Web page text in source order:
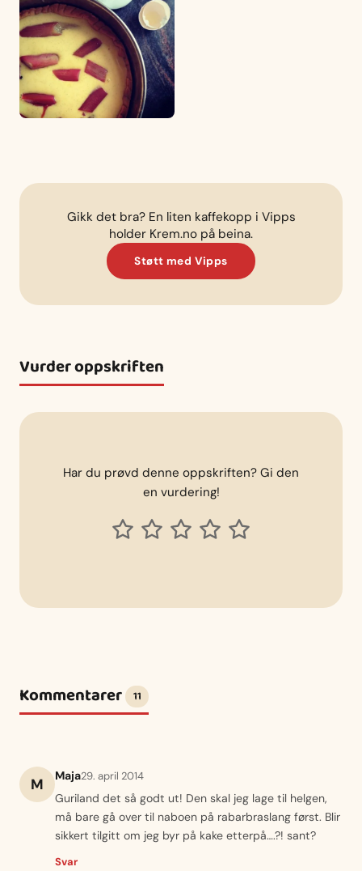
Gikk det bra? En liten kaffekopp i Vipps
holder Krem.no på beina.
Støtt med Vipps
Vurder oppskriften
Har du prøvd denne oppskriften? Gi den
en vurdering!
Kommentarer 11
M Maja29. april 2014
Guriland det så godt ut! Den skal jeg lage til helgen,
må bare gå over til naboen på rabarbraslang først. Blir
sikkert tilgitt om jeg byr på kake etterpå….?! sant?
Svar